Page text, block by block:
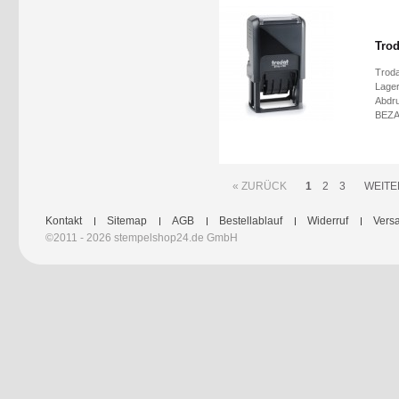
« ZURÜCK 1 2 3
Kontakt Sitemap AGB Bestellablauf Widerruf
©2011 - 2026 stempelshop24.de GmbH